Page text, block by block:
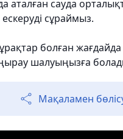
аталған сауда
ескеруді сұраймыз.
болған жағдайда
шалуыңызға
Мақаламен